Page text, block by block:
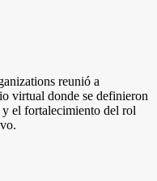
reunió a
virtual donde se definieron
y el fortalecimiento del rol